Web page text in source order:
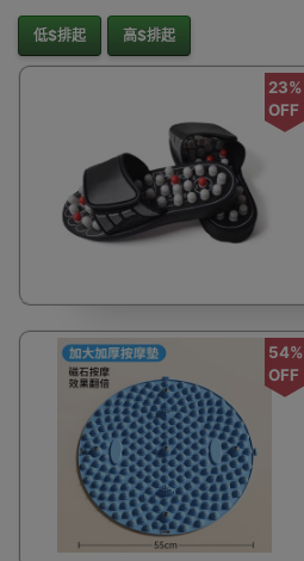
低$排起 高$排起
23%
OFF
54%
OFF